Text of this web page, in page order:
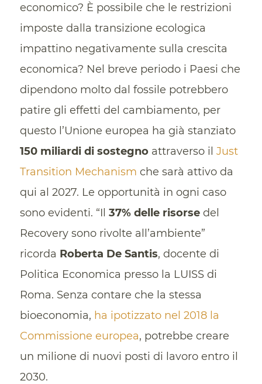
economico? È possibile che le restrizioni
imposte dalla transizione ecologica
impattino negativamente sulla crescita
economica? Nel breve periodo i Paesi che
dipendono molto dal fossile potrebbero
patire gli effetti del cambiamento, per
questo l’Unione europea ha già stanziato
150 miliardi di sostegnoattraverso il Just
Transition Mechanism che sarà attivo da
qui al 2027. Le opportunità in ogni caso
sono evidenti. “Il 37% delle risorsedel
Recovery sono rivolte all’ambiente”
ricorda Roberta De Santis, docente di
Politica Economica presso la LUISS di
Roma. Senza contare che la stessa
bioeconomia, ha ipotizzato nel 2018 la
Commissione europea, potrebbe creare
un milione di nuovi posti di lavoro entro il
2030.